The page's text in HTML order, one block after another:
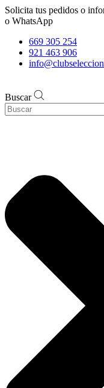
Solicita tus pedidos o
o WhatsApp
669 305 254
921 463 906
Buscar